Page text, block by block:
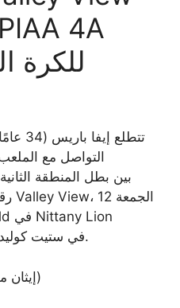
4A
للكرة
التواصل مع
Softball Park في ستيت كوليدج، بنسلفانيا.
(إيثان موريسون، بيفر كاونتي تايمز)